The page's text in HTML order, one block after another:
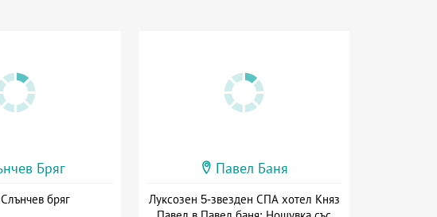
Бряг
бряг
Павел Баня
Луксозен 5-звезден СПА хотел Княз